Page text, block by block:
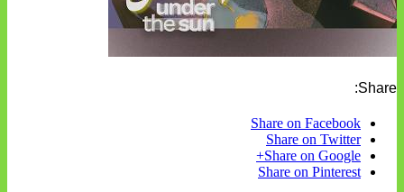
Share:
Share on Facebook
Share on Twitter
Share on Google+
Share on Pinterest